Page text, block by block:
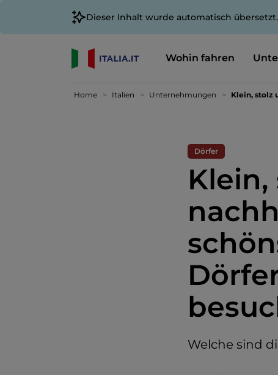
Dieser Inhalt wurde automatisch übersetzt.
Wohin fahren
Home Italien Unternehmungen Klein, stolz
Dörfer
Welche sind